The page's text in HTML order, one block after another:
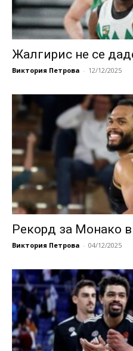
Жалгирис не се
Виктория Петрова - 12/12/2025
Рекорд за Монако
Виктория Петрова - 04/12/2025